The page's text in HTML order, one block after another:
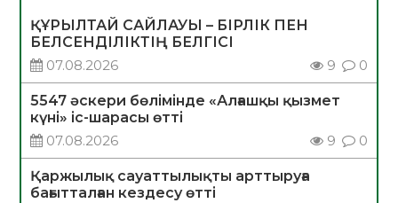
ҚҰРЫЛТАЙ САЙЛАУЫ – БІРЛІК ПЕН
БЕЛСЕНДІЛІКТІҢ БЕЛГІСІ
07.08.2026
9 0
5547 әскери бөлімінде «Алғашқы қызмет
күні» іс-шарасы өтті
07.08.2026
9 0
Қаржылық сауаттылықты арттыруға
бағытталған кездесу өтті